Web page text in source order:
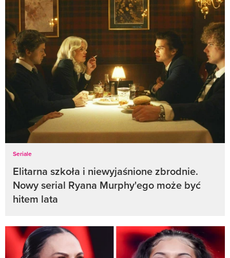
Seriale
Elitarna szkoła i niewyjaśnione zbrodnie.
Nowy serial Ryana Murphy'ego może być
hitem lata